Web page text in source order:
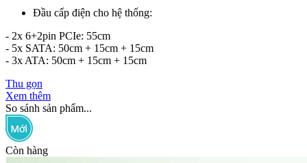
Đầu cấp điện cho hệ thống:
- 2x 6+2pin PCIe: 55cm
- 5x SATA: 50cm + 15cm + 15cm
- 3x ATA: 50cm + 15cm + 15cm
Thu gọn
Xem thêm
So sánh sản phẩm...
Còn hàng